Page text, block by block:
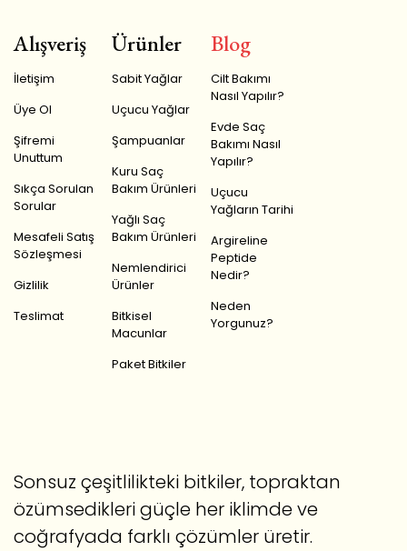
Alışveriş
İletişim
Üye Ol
Şifremi
Unuttum
Sıkça Sorulan
Sorular
Mesafeli Satış
Sözleşmesi
Gizlilik
Teslimat
Ürünler
Sabit Yağlar
Uçucu Yağlar
Şampuanlar
Kuru Saç
Bakım Ürünleri
Yağlı Saç
Bakım Ürünleri
Nemlendirici
Ürünler
Bitkisel
Macunlar
Paket Bitkiler
Blog
Cilt Bakımı
Nasıl Yapılır?
Evde Saç
Bakımı Nasıl
Yapılır?
Uçucu
Yağların Tarihi
Argireline
Peptide
Nedir?
Neden
Yorgunuz?
Sonsuz çeşitlilikteki bitkiler, topraktan
özümsedikleri güçle her iklimde ve
coğrafyada farklı çözümler üretir.